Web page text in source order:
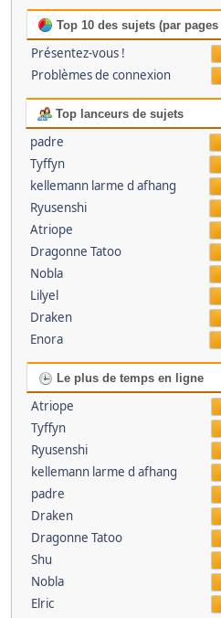
Top 10 des sujets (par pages
Présentez-vous !
Problèmes de connexion
Top lanceurs de sujets
padre
Tyffyn
kellemann larme d afhang
Ryusenshi
Atriope
Dragonne Tatoo
Nobla
Lilyel
Draken
Enora
Le plus de temps en ligne
Atriope
Tyffyn
Ryusenshi
kellemann larme d afhang
padre
Draken
Dragonne Tatoo
Shu
Nobla
Elric